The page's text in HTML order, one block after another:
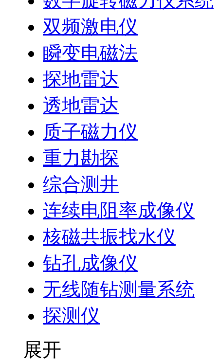
双频激电仪
瞬变电磁法
探地雷达
透地雷达
质子磁力仪
重力勘探
综合测井
连续电阻率成像仪
核磁共振找水仪
钻孔成像仪
无线随钻测量系统
探测仪
展开